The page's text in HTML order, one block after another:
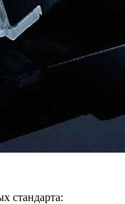
стандарта: